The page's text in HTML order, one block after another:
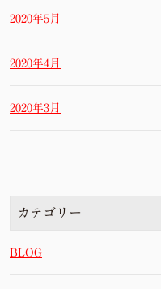
2020年5月
2020年4月
2020年3月
カテゴリー
BLOG